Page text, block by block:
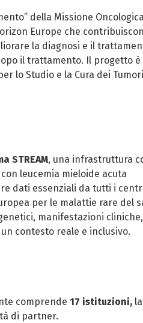
della Missione
Europe che
la diagnosi e il
il trattamento. Il progetto
lo Studio e la Cura dei
STREAM, una infrastruttura
leucemia mieloide acuta
dati essenziali da tutti i
per le malattie rare del
manifestazioni
contesto reale e inclusivo.
comprende 17 istituzioni, la
di partner.